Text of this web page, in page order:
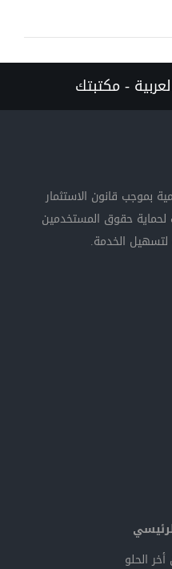
- مكتبتك
بموجب قانون الاستثمار
(17) لسنة 2015 وذلك لحماية حقوق المستخدمين
الخدمة.
الحلو